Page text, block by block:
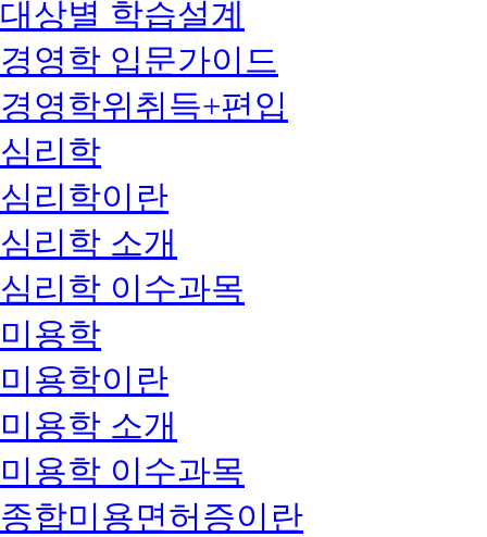
대상별 학습설계
경영학 입문가이드
경영학위취득+편입
심리학
심리학이란
심리학 소개
심리학 이수과목
미용학
미용학이란
미용학 소개
미용학 이수과목
종합미용면허증이란